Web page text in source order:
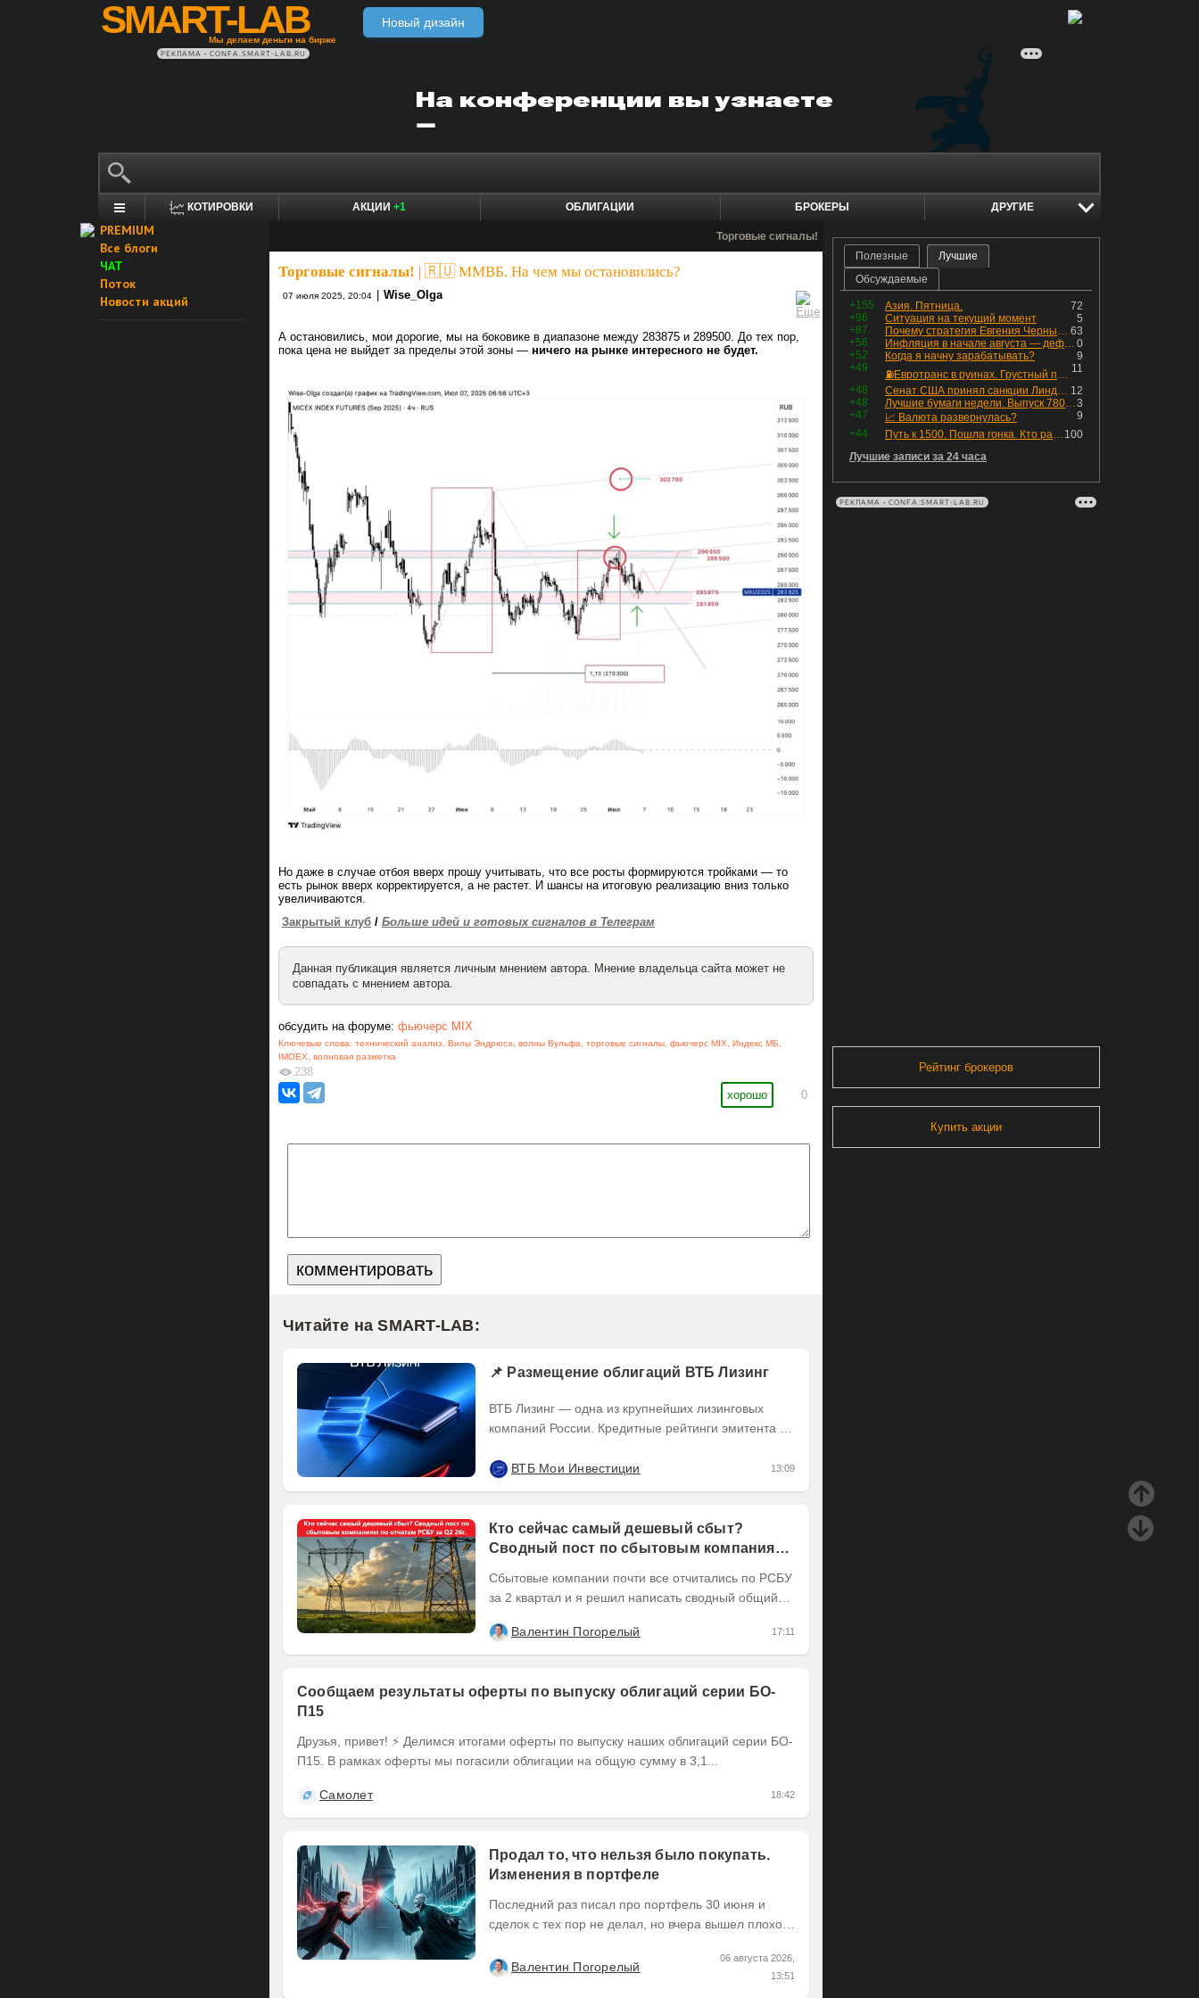
SMART-LAB
Мы делаем деньги на бирже
Новый дизайн
РЕКЛАМА • CONFA.SMART-LAB.RU
КОТИРОВКИ АКЦИИ +1 ОБЛИГАЦИИ БРОКЕРЫ ДРУГИЕ
PREMIUM
Все блоги
ЧАТ
Поток
Новости акций
Торговые сигналы!
Торговые сигналы! 🇷🇺 ММВБ. На чем мы остановились?
07 июля 2025, 20:04 Wise_Olga
А остановились, мои дорогие, мы на боковике в диапазоне между 283875 и 289500. До тех пор,
пока цена не выйдет за пределы этой зоны — ничего на рынке интересного не будет.
Но даже в случае отбоя вверх прошу учитывать, что все росты формируются тройками — то
есть рынок вверх корректируется, а не растет. И шансы на итоговую реализацию вниз только
увеличиваются.
Закрытый клуб / Больше идей и готовых сигналов в Телеграм
Данная публикация является личным мнением автора. Мнение владельца сайта может не
совпадать с мнением автора.
обсудить на форуме: фьючерс MIX
Ключевые слова: технический анализ Вилы Эндрюса волны Вульфа торговые сигналы фьючерс MIX Индекс МБ
IMOEX
волновая разметка
238
хорошо
0
Читайте на SMART-LAB:
📌 Размещение облигаций ВТБ Лизинг
ВТБ Лизинг — одна из крупнейших лизинговых
компаний России. Кредитные рейтинги эмитента —
ВТБ Мои Инвестиции
13:09
Кто сейчас самый дешевый сбыт?
Сводный пост по сбытовым компаниям
Сбытовые компании почти все отчитались по РСБУ
за 2 квартал и я решил написать сводный общий
Валентин Погорелый
17:11
Сообщаем результаты оферты по выпуску облигаций серии БО-
П15
Друзья, привет! ⚡️ Делимся итогами оферты по выпуску наших облигаций серии БО-
П15. В рамках оферты мы погасили облигации на общую сумму в 3,1...
Самолет 18:42
Продал то, что нельзя было покупать.
Изменения в портфеле
Последний раз писал про портфель 30 июня и
сделок с тех пор не делал, но вчера вышел плохой
Валентин Погорелый
06 августа 2026,
13:51
Полезные
Лучшие
Обсуждаемые
+155 72
Азия. Пятница.
+96
5
Ситуация на текущий момент
+87
63
Почему стратегия Евгения Черных приведет вас к убыткам в 2026 году
+56
0
Инфляция в начале августа — дефляция из-за топлива и плодоовощной корзины, но услуги продолжают дорожать, а рубль начал ослабевать.
+52
9
Когда я начну зарабатывать?
+49
11
⛽️Евротранс в руинах. Грустный пост😶😞 Что изменилось в облигациях?
+48
12
Сенат США принял санкции Линдси Грэма против России
+48
3
Лучшие бумаги недели. Выпуск 780 – обновления для пятницы
+47
9
📈 Валюта развернулась?
+44
100
Путь к 1500. Пошла гонка. Кто раньше продаст.
Лучшие записи за 24 часа
РЕКЛАМА • CONFA.SMART-LAB.RU
Рейтинг брокеров
Купить акции